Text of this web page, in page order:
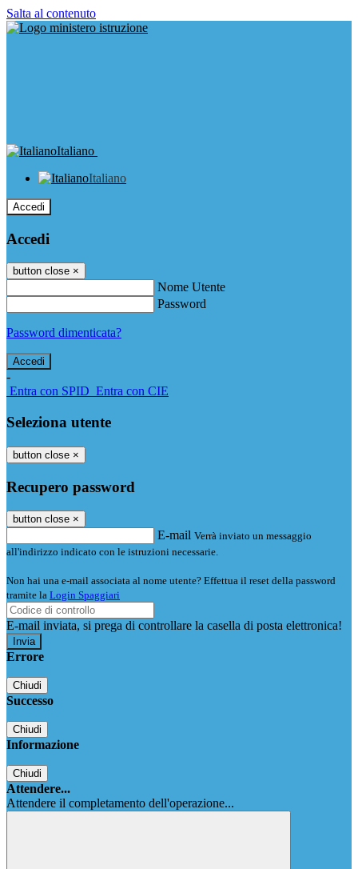
Salta al contenuto
Italiano
Italiano
Accedi
Accedi
button close ×
Nome Utente
Password
Password dimenticata?
-
Entra con SPID Entra con CIE
Seleziona utente
button close ×
Recupero password
button close ×
E-mail Verrà inviato un messaggio
all'indirizzo indicato con le istruzioni necessarie.
Non hai una e-mail associata al nome utente? Effettua il reset della password
tramite la Login Spaggiari
E-mail inviata, si prega di controllare la casella di posta elettronica!
Errore
Chiudi
Successo
Chiudi
Informazione
Chiudi
Attendere...
Attendere il completamento dell'operazione...